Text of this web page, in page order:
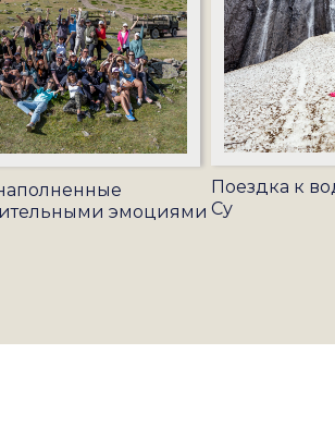
эмоциями
Поездка к
Су